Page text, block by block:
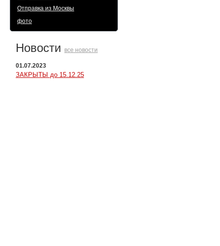
Отправка из Москвы
фото
Новости все новости
01.07.2023
ЗАКРЫТЫ до 15.12.25